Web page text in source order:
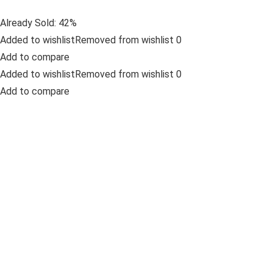
Already Sold: 42%
Added to wishlistRemoved from wishlist 0
Add to compare
Added to wishlistRemoved from wishlist 0
Add to compare